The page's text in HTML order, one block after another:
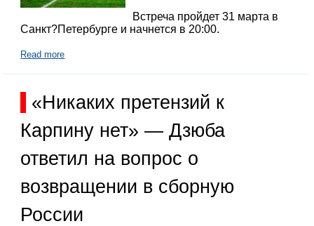
Встреча пройдет 31 марта в
Санкт?Петербурге и начнется в 20:00.
Read more
«Никаких претензий к
Карпину нет» — Дзюба
ответил на вопрос о
возвращении в сборную
России